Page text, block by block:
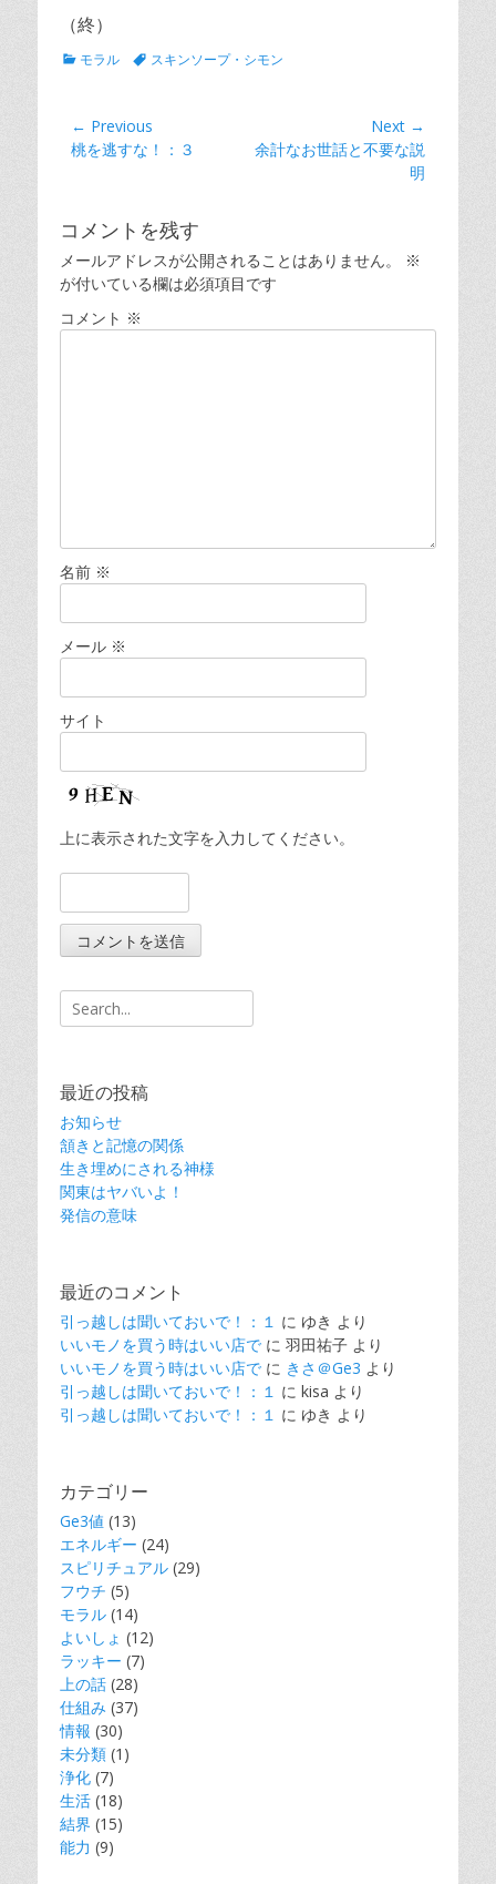
（終）
Categories
モラル Tagsスキンソープ・シモン
投
稿
ゲ
ー
シ
ョ
← Previous
Previous
桃を逃すな！：３
Next →
Next
余計なお世話と不要な説
明
コメントを残す
メールアドレスが公開されることはありません。
※
が付いている欄は必須項目です
コメント ※
名前 ※
メール ※
サイト
上に表示された文字を入力してください。
Search
for:
最近の投稿
お知らせ
頷きと記憶の関係
生き埋めにされる神様
関東はヤバいよ！
発信の意味
最近のコメント
引っ越しは聞いておいで！：１ に ゆき より
いいモノを買う時はいい店で に 羽田祐子 より
いいモノを買う時はいい店で に きさ＠Ge3 より
引っ越しは聞いておいで！：１ に kisa より
引っ越しは聞いておいで！：１ に ゆき より
カテゴリー
Ge3値 (13)
エネルギー (24)
スピリチュアル (29)
フウチ (5)
モラル (14)
よいしょ (12)
ラッキー (7)
上の話 (28)
仕組み (37)
情報 (30)
未分類 (1)
浄化 (7)
生活 (18)
結界 (15)
能力 (9)